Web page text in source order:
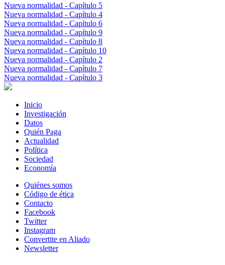
Nueva normalidad - Capítulo 5
Nueva normalidad - Capítulo 4
Nueva normalidad - Capítulo 6
Nueva normalidad - Capítulo 9
Nueva normalidad - Capítulo 8
Nueva normalidad - Capítulo 10
Nueva normalidad - Capítulo 2
Nueva normalidad - Capítulo 7
Nueva normalidad - Capítulo 3
Inicio
Investigación
Datos
Quién Paga
Actualidad
Política
Sociedad
Economía
Quiénes somos
Código de ética
Contacto
Facebook
Twitter
Instagram
Convertite en Aliado
Newsletter